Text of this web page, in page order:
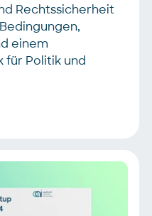
Rechtssicherheit
einem
für Politik und